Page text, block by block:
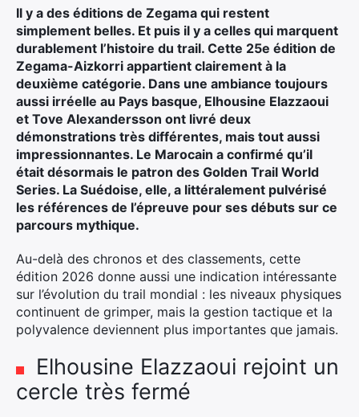
Il y a des éditions de Zegama qui restent
simplement belles. Et puis il y a celles qui marquent
durablement l’histoire du trail. Cette 25e édition de
Zegama-Aizkorri appartient clairement à la
deuxième catégorie. Dans une ambiance toujours
aussi irréelle au Pays basque, Elhousine Elazzaoui
et Tove Alexandersson ont livré deux
démonstrations très différentes, mais tout aussi
impressionnantes. Le Marocain a confirmé qu’il
était désormais le patron des Golden Trail World
Series. La Suédoise, elle, a littéralement pulvérisé
les références de l’épreuve pour ses débuts sur ce
parcours mythique.
Au-delà des chronos et des classements, cette
édition 2026 donne aussi une indication intéressante
sur l’évolution du trail mondial : les niveaux physiques
continuent de grimper, mais la gestion tactique et la
polyvalence deviennent plus importantes que jamais.
Elhousine Elazzaoui rejoint un
cercle très fermé
Grand Tour du Bassin d’Arcachon